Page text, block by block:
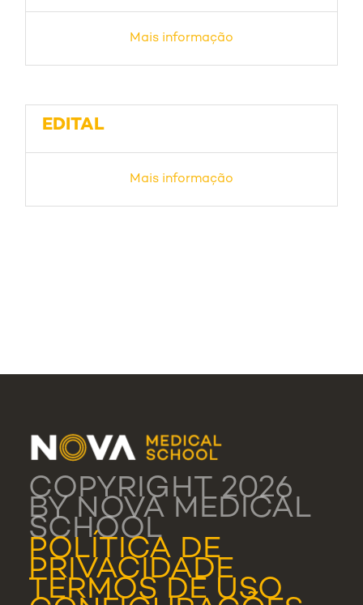
Mais informação
EDITAL
Mais informação
COPYRIGHT 2026
BY NOVA MEDICAL
SCHOOL
POLÍTICA DE
PRIVACIDADE
TERMOS DE USO